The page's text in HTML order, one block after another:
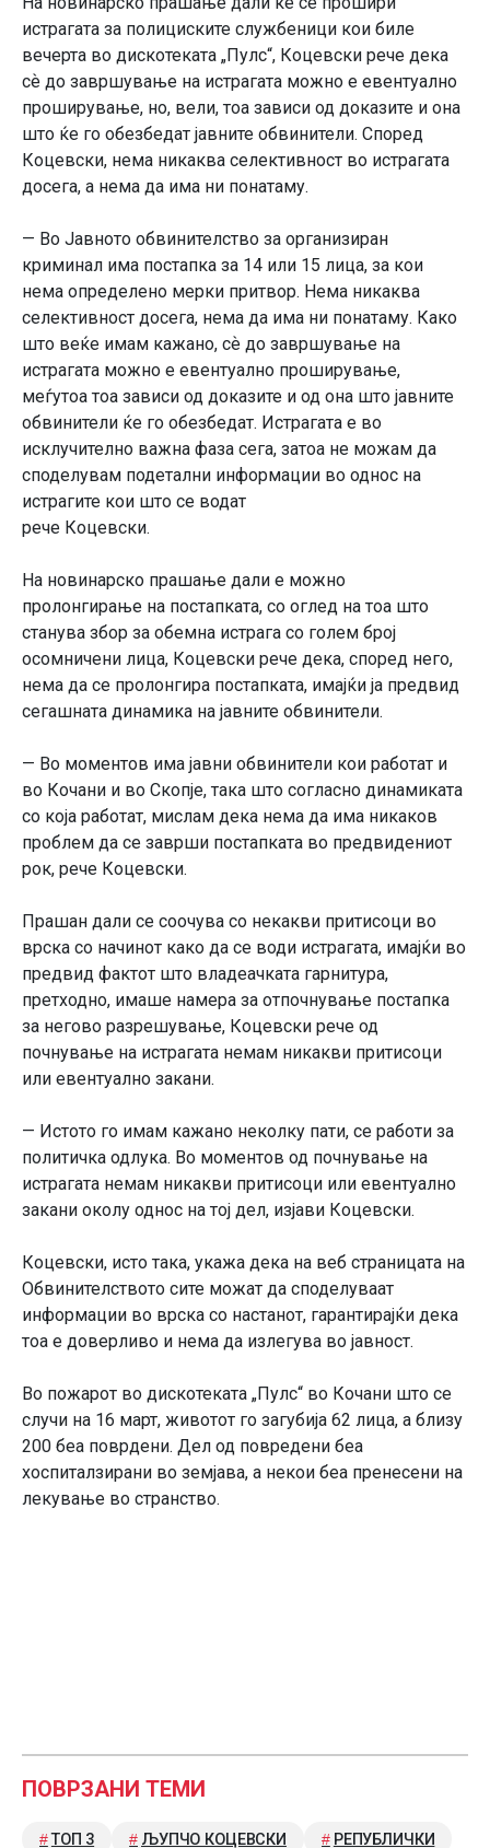
истрагата за полициските службеници кои биле
вечерта во дискотеката „Пулс“, Коцевски рече дека
сѐ до завршување на истрагата можно е евентуално
проширување, но, вели, тоа зависи од доказите и она
што ќе го обезбедат јавните обвинители. Според
Коцевски, нема никаква селективност во истрагата
досега, а нема да има ни понатаму.
— Во Јавното обвинителство за организиран
криминал има постапка за 14 или 15 лица, за кои
нема определено мерки притвор. Нема никаква
селективност досега, нема да има ни понатаму. Како
што веќе имам кажано, сѐ до завршување на
истрагата можно е евентуално проширување,
меѓутоа тоа зависи од доказите и од она што јавните
обвинители ќе го обезбедат. Истрагата е во
исклучително важна фаза сега, затоа не можам да
споделувам подетални информации во однос на
истрагите кои што се водат
рече Коцевски.
На новинарско прашање дали е можно
пролонгирање на постапката, со оглед на тоа што
станува збор за обемна истрага со голем број
осомничени лица, Коцевски рече дека, според него,
нема да се пролонгира постапката, имајќи ја предвид
сегашната динамика на јавните обвинители.
— Во моментов има јавни обвинители кои работат и
во Кочани и во Скопје, така што согласно динамиката
со која работат, мислам дека нема да има никаков
проблем да се заврши постапката во предвидениот
рок, рече Коцевски.
Прашан дали се соочува со некакви притисоци во
врска со начинот како да се води истрагата, имајќи во
предвид фактот што владеачката гарнитура,
претходно, имаше намера за отпочнување постапка
за негово разрешување, Коцевски рече од
почнување на истрагата немам никакви притисоци
или евентуално закани.
— Истото го имам кажано неколку пати, се работи за
политичка одлука. Во моментов од почнување на
истрагата немам никакви притисоци или евентуално
закани околу однос на тој дел, изјави Коцевски.
Коцевски, исто така, укажа дека на веб страницата на
Обвинителството сите можат да споделуваат
информации во врска со настанот, гарантирајќи дека
тоа е доверливо и нема да излегува во јавност.
Во пожарот во дискотеката „Пулс“ во Кочани што се
случи на 16 март, животот го загубија 62 лица, а близу
200 беа поврдени. Дел од повредени беа
хоспиталзирани во земјава, а некои беа пренесени на
лекување во странство.
ПОВРЗАНИ ТЕМИ
ТОП 3 ЉУПЧО КОЦЕВСКИ РЕПУБЛИЧКИ